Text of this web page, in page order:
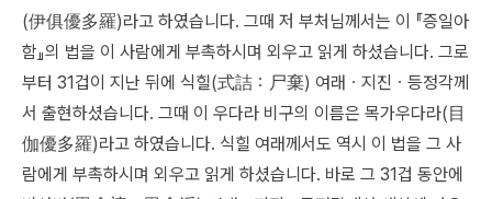
(伊俱優多羅)라고 하였습니다. 그때 저 부처님께서는 이 『증일아
함』의 법을 이 사람에게 부촉하시며 외우고 읽게 하셨습니다. 그로
부터 31겁이 지난 뒤에 식힐(式詰：尸棄) 여래ㆍ지진ㆍ등정각께
서 출현하셨습니다. 그때 이 우다라 비구의 이름은 목가우다라(目
伽優多羅)라고 하였습니다. 식힐 여래께서도 역시 이 법을 그 사
람에게 부촉하시며 외우고 읽게 하셨습니다. 바로 그 31겁 동안에